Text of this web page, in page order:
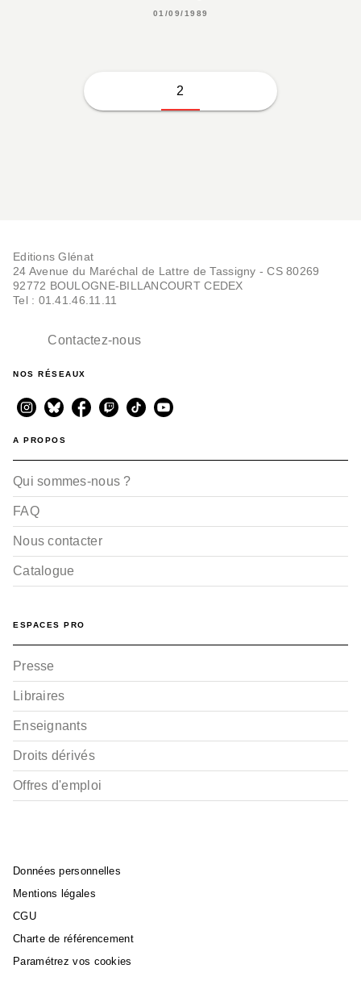
01/09/1989
2
Editions Glénat
24 Avenue du Maréchal de Lattre de Tassigny - CS 80269
92772 BOULOGNE-BILLANCOURT CEDEX
Tel : 01.41.46.11.11
Contactez-nous
NOS RÉSEAUX
A PROPOS
Qui sommes-nous ?
FAQ
Nous contacter
Catalogue
ESPACES PRO
Presse
Libraires
Enseignants
Droits dérivés
Offres d'emploi
Données personnelles
Mentions légales
CGU
Charte de référencement
Paramétrez vos cookies